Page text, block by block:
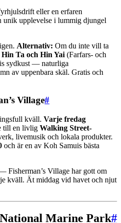
eller en erfaren
unik upplevelse i lummig djungel
Alternativ: Om du inte vill ta
Hin Ta och Hin Yai (Farfars- och
sydkust — naturliga
av uppenbara skäl. Gratis och
Village#
kväll. Varje fredag
till en livlig Walking Street-
livemusik och lokala produkter.
och är en av Koh Samuis bästa
Fisherman’s Village har gott om
kväll. Ät middag vid havet och njut
Marine Park#